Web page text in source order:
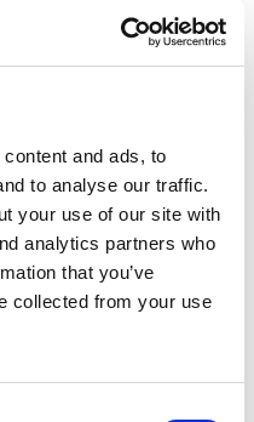
and ads, to
to analyse our traffic.
your use of our site with
analytics partners who
that you’ve
collected from your use
Form do